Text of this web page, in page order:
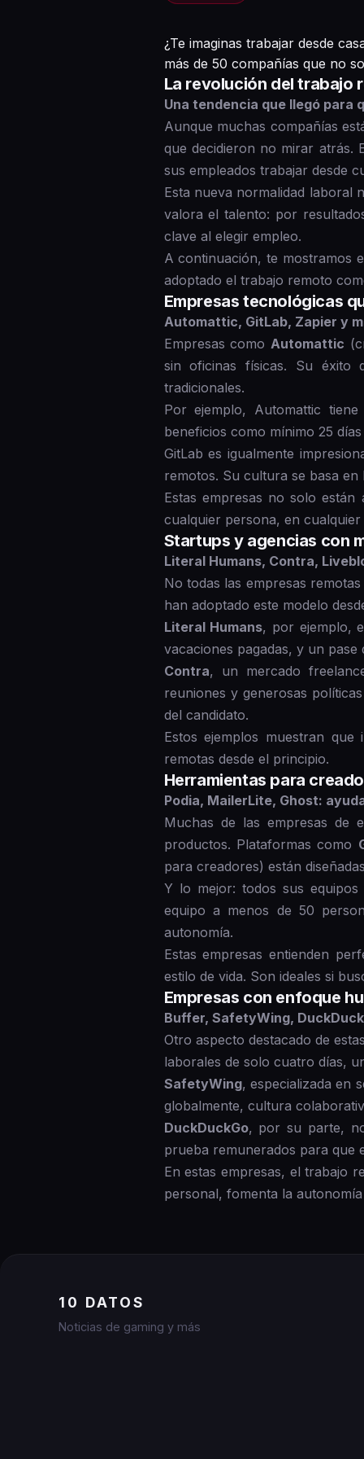
¿Te imaginas trabajar desde
más de 50 compañías que no
La revolución del trabajo
Una tendencia que llegó para
Aunque muchas compañías
que decidieron no mirar atrás.
sus empleados trabajar desde
Esta nueva normalidad laboral
valora el talento: por
clave al elegir empleo.
A continuación, te mostramos
adoptado el trabajo remoto
Empresas tecnológicas
Automattic, GitLab, Zapier y
Empresas como Automattic
sin oficinas físicas. Su éxito
tradicionales.
Por ejemplo, Automattic
beneficios como mínimo 25
GitLab es igualmente
remotos. Su cultura se basa
Estas empresas no solo
cualquier persona, en
Startups y agencias con
Literal Humans, Contra,
No todas las empresas
han adoptado este modelo
Literal Humans, por ejemplo,
vacaciones pagadas, y un
Contra, un mercado
reuniones y generosas
del candidato.
Estos ejemplos muestran
remotas desde el principio.
Herramientas para
Podia, MailerLite, Ghost:
Muchas de las empresas de
productos. Plataformas como
para creadores) están
Y lo mejor: todos sus
equipo a menos de 50
autonomía.
Estas empresas entienden
estilo de vida. Son ideales si
Empresas con enfoque
Buffer, SafetyWing,
Otro aspecto destacado de
laborales de solo cuatro días,
SafetyWing, especializada en
globalmente, cultura
DuckDuckGo, por su parte,
prueba remunerados para que
En estas empresas, el trabajo
personal, fomenta la
10 DATOS
Noticias de gaming y más